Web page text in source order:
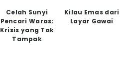
Celah Sunyi
Pencari Waras:
Krisis yang Tak
Tampak
Kilau Emas dari
Layar Gawai